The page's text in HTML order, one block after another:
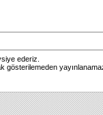
ederiz.
gösterilemeden